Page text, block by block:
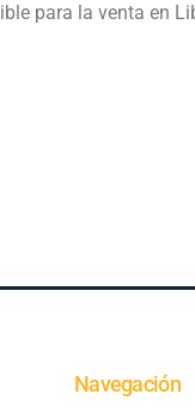
para la venta en
Navegación